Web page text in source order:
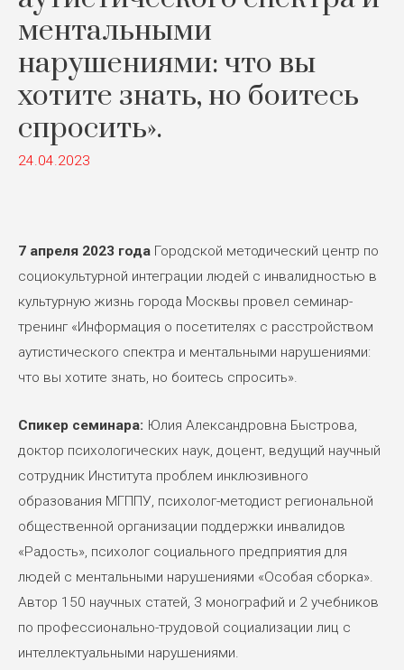
ментальными
нарушениями: что вы
хотите знать, но боитесь
спросить».
24.04.2023
7 апреля 2023 года Городской методический центр по
социокультурной интеграции людей с инвалидностью в
культурную жизнь города Москвы провел семинар-
тренинг «Информация о посетителях с расстройством
аутистического спектра и ментальными нарушениями:
что вы хотите знать, но боитесь спросить».
Спикер семинара: Юлия Александровна Быстрова,
доктор психологических наук, доцент, ведущий научный
сотрудник Института проблем инклюзивного
образования МГППУ, психолог-методист региональной
общественной организации поддержки инвалидов
«Радость», психолог социального предприятия для
людей с ментальными нарушениями «Особая сборка».
Автор 150 научных статей, 3 монографий и 2 учебников
по профессионально-трудовой социализации лиц с
интеллектуальными нарушениями.